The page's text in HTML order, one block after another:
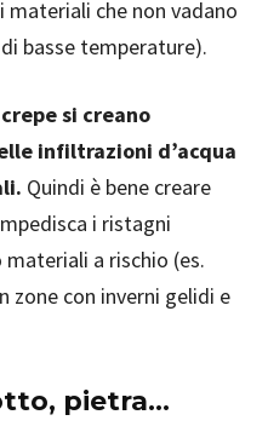
materiali che non vadano
basse temperature).
si creano
infiltrazioni d’acqua
Quindi è bene creare
i ristagni
a rischio (es.
con inverni gelidi e
pietra…